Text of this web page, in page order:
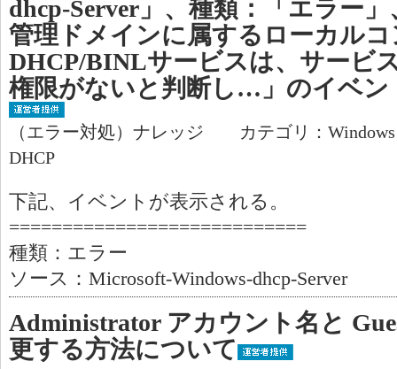
dhcp-Server」、種類：「エラー
管理ドメインに属するローカル
DHCP/BINLサービスは、サービ
権限がないと判断し…」のイベン
（エラー対処）ナレッジ カテゴリ：
DHCP
下記、イベントが表示される。
============================
種類：エラー
ソース：Microsoft-Windows-dhcp-Server
Administrator アカウント名と
更する方法について